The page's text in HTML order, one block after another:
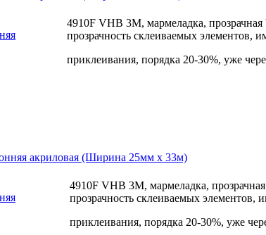
4910F VHB 3М, мармеладка, прозрачная
прозрачность склеиваемых элементов,
приклеивания, порядка 20-30%, уже
4910F VHB 3М, мармеладка,
прозрачность склеиваемых элементов,
приклеивания, порядка 20-30%, уже